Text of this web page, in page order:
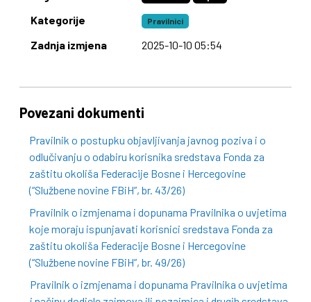
Kategorije Pravilnici
Zadnja izmjena 2025-10-10 05:54
Povezani dokumenti
Pravilnik o postupku objavljivanja javnog poziva i o
odlučivanju o odabiru korisnika sredstava Fonda za
zaštitu okoliša Federacije Bosne i Hercegovine
(“Službene novine FBiH”, br. 43/26)
Pravilnik o izmjenama i dopunama Pravilnika o uvjetima
koje moraju ispunjavati korisnici sredstava Fonda za
zaštitu okoliša Federacije Bosne i Hercegovine
(“Službene novine FBiH”, br. 49/26)
Pravilnik o izmjenama i dopunama Pravilnika o uvjetima